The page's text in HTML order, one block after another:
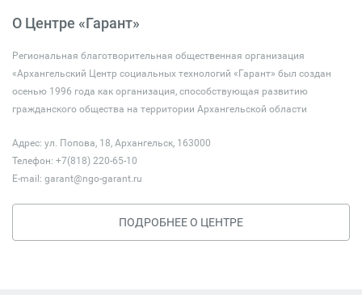
О Центре «Гарант»
Региональная благотворительная общественная организация
«Архангельский Центр социальных технологий «Гарант» был создан
осенью 1996 года как организация, способствующая развитию
гражданского общества на территории Архангельской области
Адрес: ул. Попова, 18, Архангельск, 163000
Телефон: +7(818) 220-65-10
E-mail: garant@ngo-garant.ru
ПОДРОБНЕЕ О ЦЕНТРЕ